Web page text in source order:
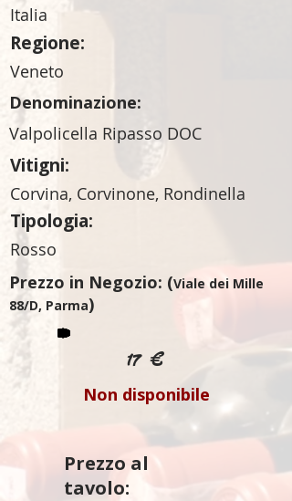
Italia
Regione:
Veneto
Denominazione:
Valpolicella Ripasso DOC
Vitigni:
Corvina, Corvinone, Rondinella
Tipologia:
Rosso
Prezzo in Negozio: (Viale dei Mille
88/D, Parma)
17 €
Non disponibile
Prezzo al
tavolo: